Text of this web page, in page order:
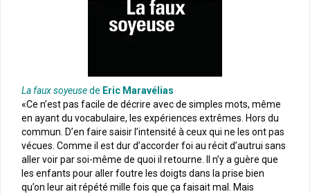
La faux soyeusede Eric Maravélias
«Ce n’est pas facile de décrire avec de simples mots, même
en ayant du vocabulaire, les expériences extrêmes. Hors du
commun. D’en faire saisir l’intensité à ceux qui ne les ont pas
vécues. Comme il est dur d’accorder foi au récit d’autrui sans
aller voir par soi-même de quoi il retourne. Il n’y a guère que
les enfants pour aller foutre les doigts dans la prise bien
qu’on leur ait répété mille fois que ça faisait mal. Mais